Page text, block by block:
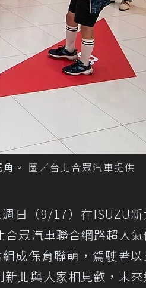
。 圖／台北合眾汽車提供
日（9/17）在ISUZU新
眾汽車聯合網路超人氣
成保育聯萌，駕駛著以
新北與大家相見歡，未來